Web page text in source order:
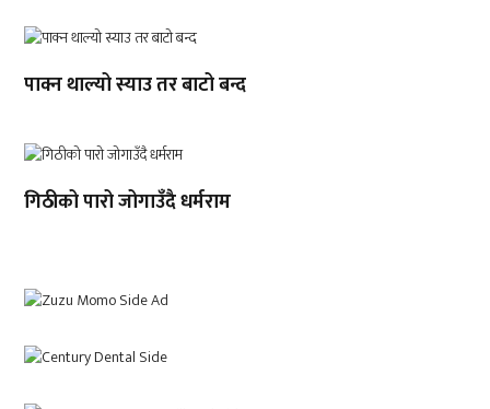
पाक्न थाल्यो स्याउ तर बाटो बन्द
गिठीको पारो जोगाउँदै धर्मराम